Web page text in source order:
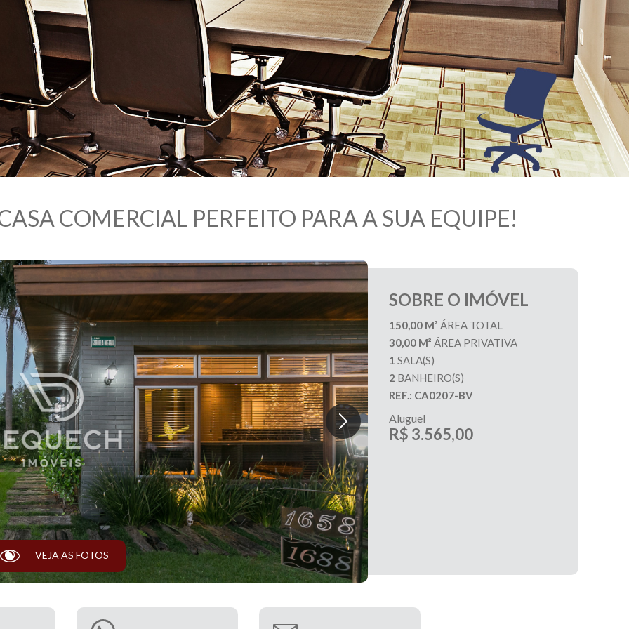
CASA COMERCIAL PERFEITO PARA A SUA EQUIPE!
VEJA AS FOTOS
SOBRE O IMÓVEL
150,00 M² ÁREA TOTAL
30,00 M² ÁREA PRIVATIVA
1 SALA(S)
2 BANHEIRO(S)
REF.: CA0207-BV
Aluguel
R$ 3.565,00